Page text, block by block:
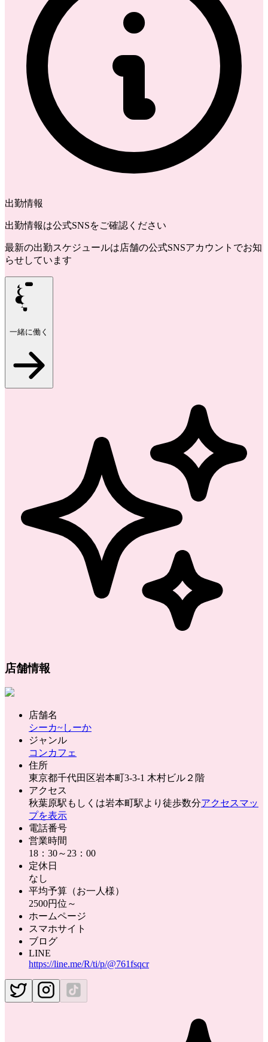
出勤情報
出勤情報は公式SNSをご確認ください
最新の出勤スケジュールは店舗の公式SNSアカウントでお知
らせしています
一緒に働く
店舗情報
店舗名
シーカ~しーか
ジャンル
コンカフェ
住所
東京都千代田区岩本町3-3-1 木村ビル２階
アクセス
秋葉原駅もしくは岩本町駅より徒歩数分アクセスマッ
プを表示
電話番号
営業時間
18：30～23：00
定休日
なし
平均予算（お一人様）
2500円位～
ホームページ
スマホサイト
ブログ
LINE
https://line.me/R/ti/p/@761fsqcr